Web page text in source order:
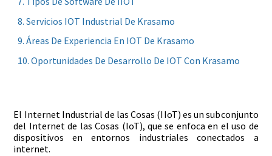
Servicios IOT Industrial De Krasamo
Áreas De Experiencia En IOT De Krasamo
Oportunidades De Desarrollo De IOT Con Krasamo
El Internet Industrial de las Cosas (IIoT) es un subconjunto
del Internet de las Cosas (IoT), que se enfoca en el uso de
dispositivos en entornos industriales conectados a
internet.